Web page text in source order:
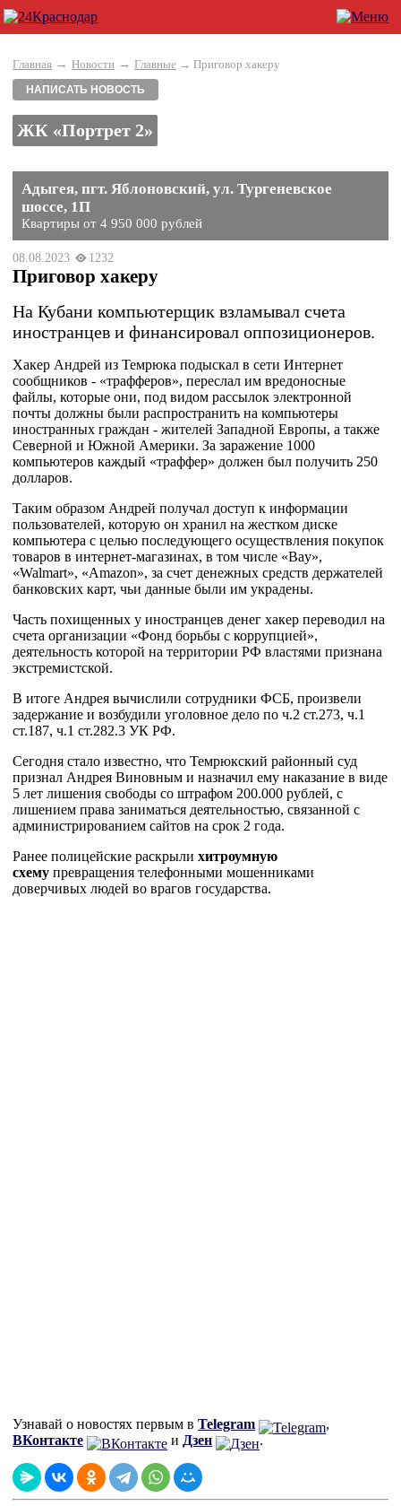
Главная → Новости → Главные → Приговор хакеру
НАПИСАТЬ НОВОСТЬ
ЖК «Портрет 2»
Адыгея, пгт. Яблоновский, ул. Тургеневское
шоссе, 1П
Квартиры от 4 950 000 рублей
08.08.2023 1232
Приговор хакеру
На Кубани компьютерщик взламывал счета
иностранцев и финансировал оппозиционеров.
Хакер Андрей из Темрюка подыскал в сети Интернет
сообщников - «трафферов», переслал им вредоносные
файлы, которые они, под видом рассылок электронной
почты должны были распространить на компьютеры
иностранных граждан - жителей Западной Европы, а также
Северной и Южной Америки. За заражение 1000
компьютеров каждый «траффер» должен был получить 250
долларов.
Таким образом Андрей получал доступ к информации
пользователей, которую он хранил на жестком диске
компьютера с целью последующего осуществления покупок
товаров в интернет-магазинах, в том числе «Bay»,
«Walmart», «Amazon», за счет денежных средств держателей
банковских карт, чьи данные были им украдены.
Часть похищенных у иностранцев денег хакер переводил на
счета организации «Фонд борьбы с коррупцией»,
деятельность которой на территории РФ властями признана
экстремистской.
В итоге Андрея вычислили сотрудники ФСБ, произвели
задержание и возбудили уголовное дело по ч.2 ст.273, ч.1
ст.187, ч.1 ст.282.3 УК РФ.
Сегодня стало известно, что Темрюкский районный суд
признал Андрея Виновным и назначил ему наказание в виде
5 лет лишения свободы со штрафом 200.000 рублей, с
лишением права заниматься деятельностью, связанной с
администрированием сайтов на срок 2 года.
Ранее полицейские раскрыли хитроумную
схему превращения телефонными мошенниками
доверчивых людей во врагов государства.
Узнавай о новостях первым в Telegram
,
ВКонтакте
и Дзен .